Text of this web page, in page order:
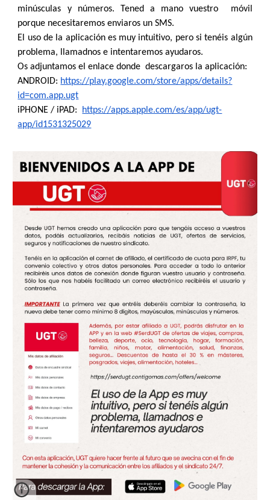
minúsculas y números. Tened a mano vuestro móvil
porque necesitaremos enviaros un SMS.
El uso de la aplicación es muy intuitivo, pero si tenéis algún
problema, llamadnos e intentaremos ayudaros.
Os adjuntamos el enlace donde descargaros la aplicación:
ANDROID: https://play.google.com/store/apps/details?
id=com.app.ugt
iPHONE / iPAD:
https://apps.apple.com/es/app/ugt-
app/id1531325029